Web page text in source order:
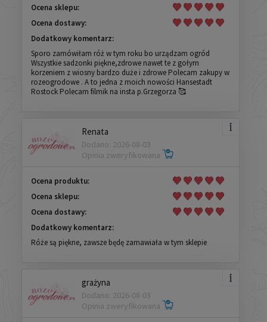
Ocena sklepu:
Ocena dostawy:
Dodatkowy komentarz:
Sporo zamówiłam róż w tym roku bo urządzam ogród
Wszystkie sadzonki piękne,zdrowe nawet te z gołym
korzeniem z wiosny bardzo duże i zdrowe Polecam zakupy w
rozeogrodowe . A to jedna z moich nowości Hansestadt
Rostock Polecam filmik na insta p.Grzegorza 🥰
Renata
Dodano: 2026-08-03
Opinia zweryfikowana
Ocena produktu:
Ocena sklepu:
Ocena dostawy:
Dodatkowy komentarz:
Róże są piękne, zawsze będę zamawiała w tym sklepie
grażyna
Dodano: 2026-08-03
Opinia zweryfikowana